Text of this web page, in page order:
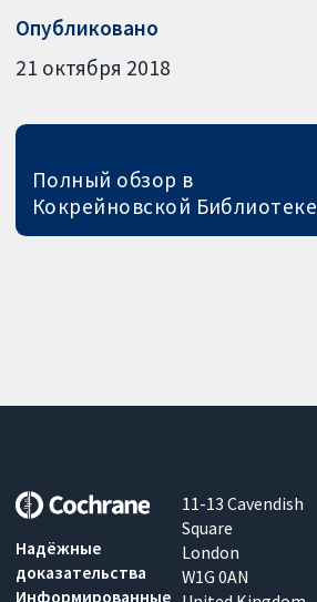
Опубликовано
21 октября 2018
Полный обзор в
Кокрейновской Библиотеке
Надёжные
доказательства
Информированные
11-13 Cavendish
Square
London
W1G 0AN